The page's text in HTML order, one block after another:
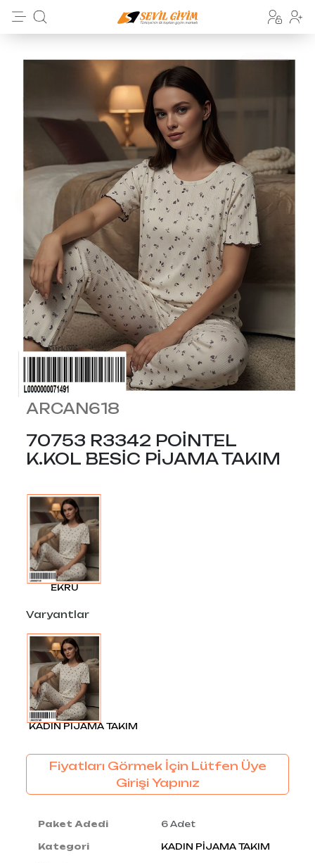
ARCAN618
70753 R3342 POİNTEL
K.KOL BESİC PİJAMA TAKIM
EKRU
Varyantlar
KADIN PİJAMA TAKIM
Fiyatları Görmek İçin Lütfen Üye
Girişi Yapınız
Paket Adedi 6 Adet
Kategori KADIN PİJAMA TAKIM